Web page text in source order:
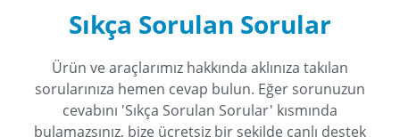
Sıkça Sorulan Sorular
Ürün ve araçlarımız hakkında aklınıza takılan
sorularınıza hemen cevap bulun. Eğer sorunuzun
cevabını 'Sıkça Sorulan Sorular' kısmında
bulamazsınız, bize ücretsiz bir şekilde canlı destek